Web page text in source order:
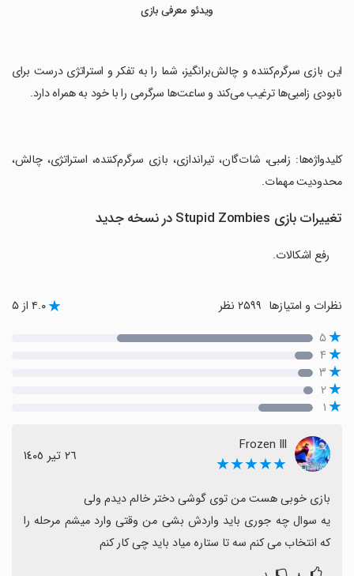
ویدئو معرفی بازی
‏این بازی سرگرم‌کننده و چالش‌برانگیز، شما را به تفکر و استراتژی درست برای
نابودی زامبی‌ها ترغیب می‌کند و ساعت‌ها سرگرمی را با خود به همراه دارد.
‏کلیدواژه‌ها: زامبی، شات‌گان، تیراندازی، بازی سرگرم‌کننده، استراتژی، چالش،
محدودیت مهمات.
تغییرات بازی Stupid Zombies در نسخه جدید
رفع اشکالات.
نظرات و امتیازها ۴.۰ از ۵
۵
۴
۳
۲
۱
Frozen lll
★★★★★ ٢٦ تیر ١٤٠٥
که انتخاب می کنم سه تا ستاره میاد باید چی کار کنم